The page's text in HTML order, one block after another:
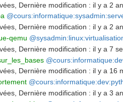
Dernière modification : il y a 2
, Dernière modification : il y a 2
qemu
Dernière modification : il y a 7
, Dernière modification : il y a 16
Dernière modification : il y a 3